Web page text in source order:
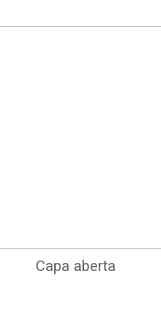
Capa aberta